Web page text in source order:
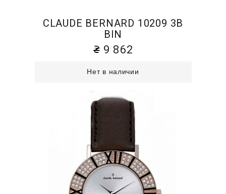
CLAUDE BERNARD 10209 3B
BIN
9 862
Нет в наличии